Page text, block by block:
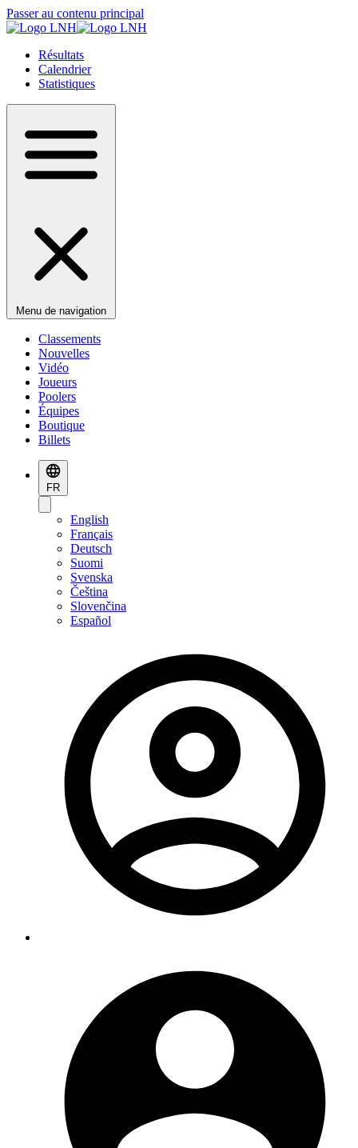
Passer au contenu principal
Résultats
Calendrier
Statistiques
Menu de navigation
Classements
Nouvelles
Vidéo
Joueurs
Poolers
Équipes
Boutique
Billets
FR
English
Français
Deutsch
Suomi
Svenska
Čeština
Slovenčina
Español